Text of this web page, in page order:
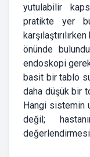
yutulabilir
pratikte yer
önünde
endoskopi
basit bir tablo
daha düşük bir
Hangi sistemin
değil;